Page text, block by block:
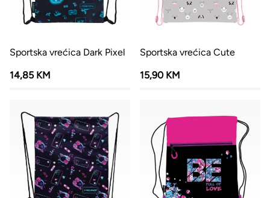
Sportska vrećica Dark Pixel
14,85 KM
Sportska vrećica Cute
15,90 KM